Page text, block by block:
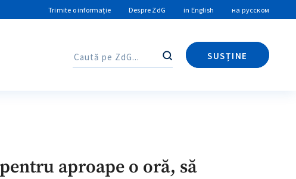
Trimite o informație Despre ZdG in English на русском
Caută
SUSȚINE
Caută
aproape o oră, să